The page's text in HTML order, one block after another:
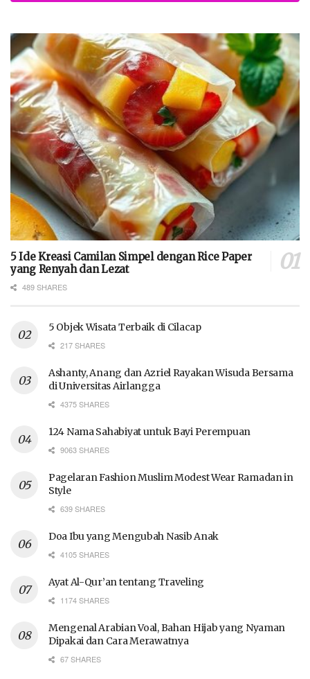
5 Ide Kreasi Camilan Simpel dengan Rice Paper
yang Renyah dan Lezat
489 SHARES
5 Objek Wisata Terbaik di Cilacap
217 SHARES
Ashanty, Anang dan Azriel Rayakan Wisuda Bersama
di Universitas Airlangga
4375 SHARES
124 Nama Sahabiyat untuk Bayi Perempuan
9063 SHARES
Pagelaran Fashion Muslim Modest Wear Ramadan in
Style
639 SHARES
Doa Ibu yang Mengubah Nasib Anak
4105 SHARES
Ayat Al-Qur’an tentang Traveling
1174 SHARES
Mengenal Arabian Voal, Bahan Hijab yang Nyaman
Dipakai dan Cara Merawatnya
67 SHARES